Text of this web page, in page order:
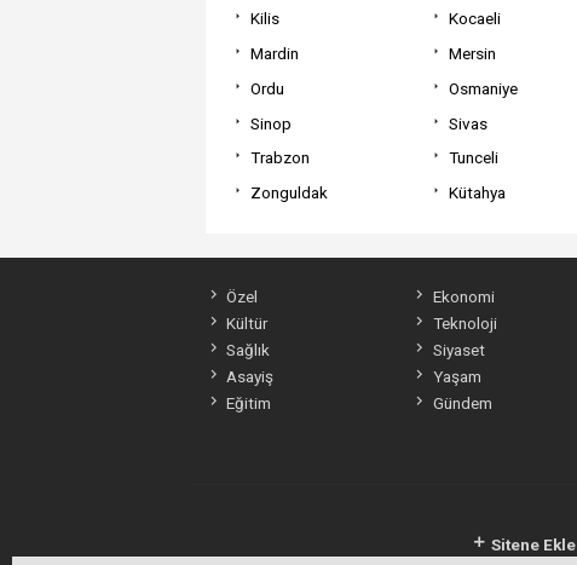
Kilis
Kocaeli
Mardin
Mersin
Ordu
Osmaniye
Sinop
Sivas
Trabzon
Tunceli
Zonguldak
Kütahya
Özel
Ekonomi
Kültür
Teknoloji
Sağlık
Siyaset
Asayiş
Yaşam
Eğitim
Gündem
Sitene Ekle